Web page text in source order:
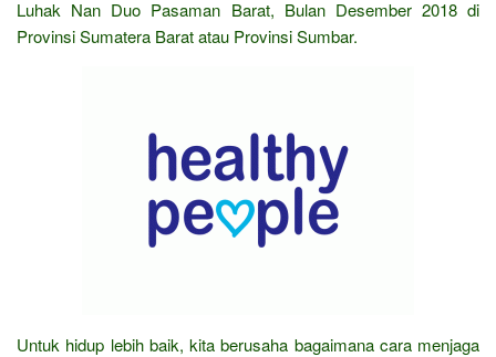
Luhak Nan Duo Pasaman Barat, Bulan Desember 2018 di
Provinsi Sumatera Barat atau Provinsi Sumbar.
Untuk hidup lebih baik, kita berusaha bagaimana cara menjaga